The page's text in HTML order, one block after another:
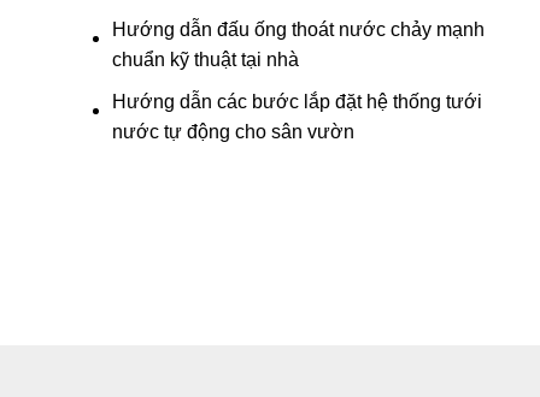
Hướng dẫn đấu ống thoát nước chảy mạnh
chuẩn kỹ thuật tại nhà
Hướng dẫn các bước lắp đặt hệ thống tưới
nước tự động cho sân vườn